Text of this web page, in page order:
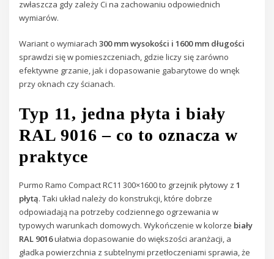
zwłaszcza gdy zależy Ci na zachowaniu odpowiednich
wymiarów.
Wariant o wymiarach300 mm wysokości i 1600 mm długości
sprawdzi się w pomieszczeniach, gdzie liczy się zarówno
efektywne grzanie, jak i dopasowanie gabarytowe do wnęk
przy oknach czy ścianach.
Typ 11, jedna płyta i biały
RAL 9016 – co to oznacza w
praktyce
Purmo Ramo Compact RC11 300×1600 to grzejnik płytowy z1
płytą. Taki układ należy do konstrukcji, które dobrze
odpowiadają na potrzeby codziennego ogrzewania w
typowych warunkach domowych. Wykończenie w kolorze biały
RAL 9016ułatwia dopasowanie do większości aranżacji, a
gładka powierzchnia z subtelnymi przetłoczeniami sprawia, że